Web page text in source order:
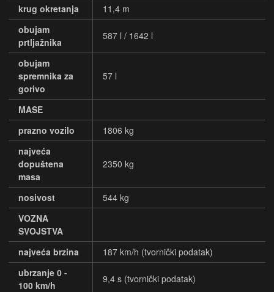
krug okretanja
11,4 m
obujam
prtljažnika
587 l / 1642 l
obujam
spremnika za
gorivo
57 l
MASE
prazno vozilo
1806 kg
najveća
dopuštena
masa
2350 kg
nosivost
544 kg
VOZNA
SVOJSTVA
najveća brzina
187 km/h (tvornički podatak)
ubrzanje 0 -
100 km/h
9,4 s (tvornički podatak)